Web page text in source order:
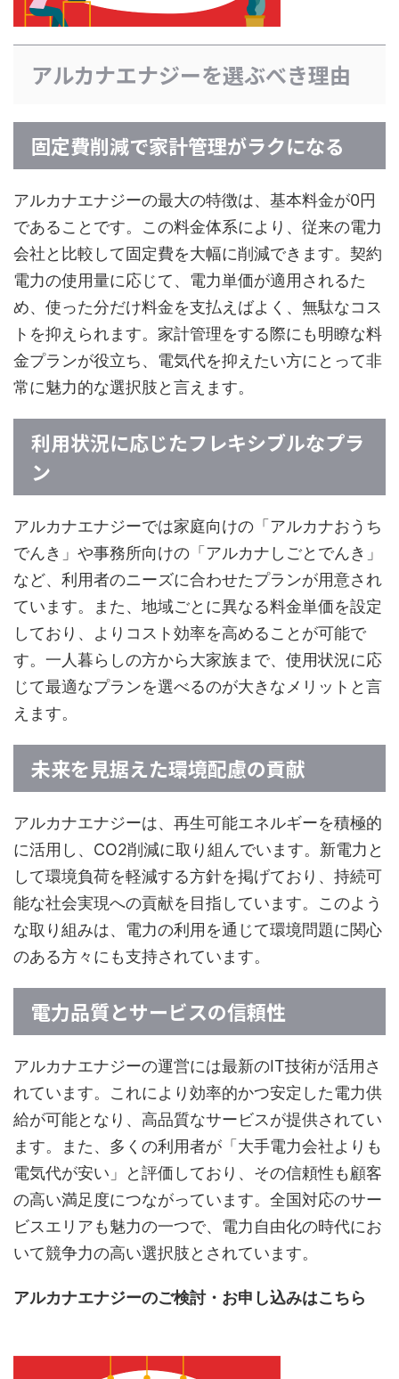
アルカナエナジーを選ぶべき理由
固定費削減で家計管理がラクになる
アルカナエナジーの最大の特徴は、基本料金が0円
であることです。この料金体系により、従来の電力
会社と比較して固定費を大幅に削減できます。契約
電力の使用量に応じて、電力単価が適用されるた
め、使った分だけ料金を支払えばよく、無駄なコス
トを抑えられます。家計管理をする際にも明瞭な料
金プランが役立ち、電気代を抑えたい方にとって非
常に魅力的な選択肢と言えます。
利用状況に応じたフレキシブルなプラ
ン
アルカナエナジーでは家庭向けの「アルカナおうち
でんき」や事務所向けの「アルカナしごとでんき」
など、利用者のニーズに合わせたプランが用意され
ています。また、地域ごとに異なる料金単価を設定
しており、よりコスト効率を高めることが可能で
す。一人暮らしの方から大家族まで、使用状況に応
じて最適なプランを選べるのが大きなメリットと言
えます。
未来を見据えた環境配慮の貢献
アルカナエナジーは、再生可能エネルギーを積極的
に活用し、CO2削減に取り組んでいます。新電力と
して環境負荷を軽減する方針を掲げており、持続可
能な社会実現への貢献を目指しています。このよう
な取り組みは、電力の利用を通じて環境問題に関心
のある方々にも支持されています。
電力品質とサービスの信頼性
アルカナエナジーの運営には最新のIT技術が活用さ
れています。これにより効率的かつ安定した電力供
給が可能となり、高品質なサービスが提供されてい
ます。また、多くの利用者が「大手電力会社よりも
電気代が安い」と評価しており、その信頼性も顧客
の高い満足度につながっています。全国対応のサー
ビスエリアも魅力の一つで、電力自由化の時代にお
いて競争力の高い選択肢とされています。
アルカナエナジーのご検討・お申し込みはこちら